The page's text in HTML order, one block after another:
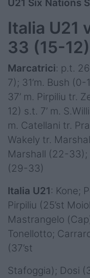
U21 Six Nations
Italia U21
33 (15-12)
Marcatrici: p.t.
7); 31’m. Bush
37’ m. Pirpiliu tr.
12) s.t. 7’ m.
m. Catellani tr.
Wakely tr.
Marshall (22-33);
(29-33)
Italia U21: Kone;
Pirpiliu (25’st
Mastrangelo
Tonellotto;
(37’st
Stafoggia); Dosi